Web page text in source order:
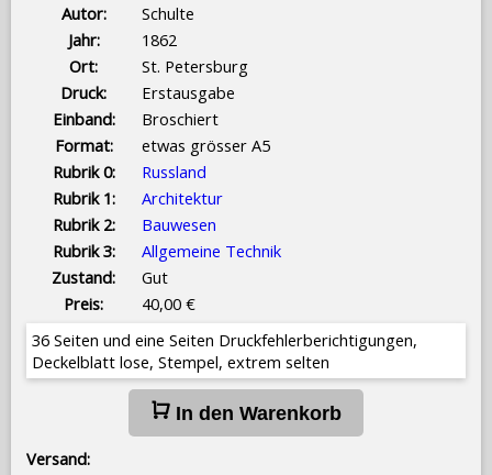
Autor:
Schulte
Jahr:
1862
Ort:
St. Petersburg
Druck:
Erstausgabe
Einband:
Broschiert
Format:
etwas grösser A5
Rubrik 0:
Russland
Rubrik 1:
Architektur
Rubrik 2:
Bauwesen
Rubrik 3:
Allgemeine Technik
Zustand:
Gut
Preis:
40,00 €
36 Seiten und eine Seiten Druckfehlerberichtigungen,
Deckelblatt lose, Stempel, extrem selten
In den Warenkorb
Versand: